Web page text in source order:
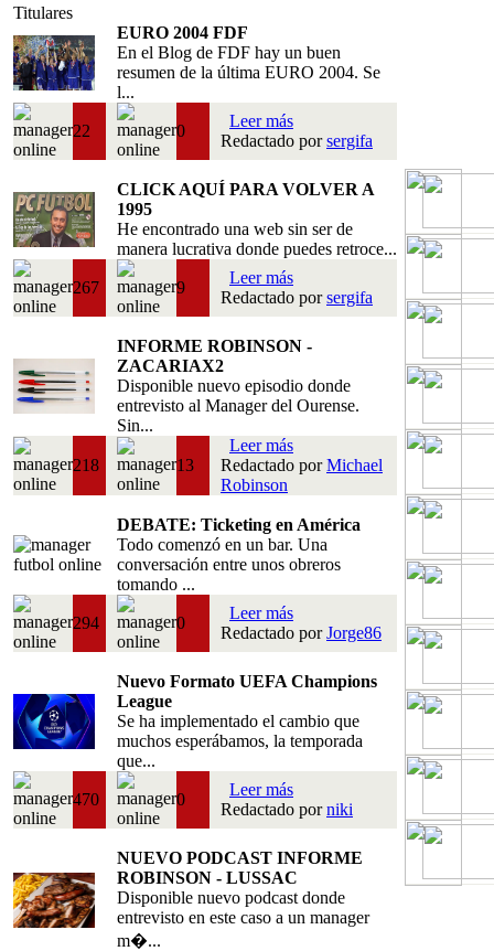
Titulares
EURO 2004 FDF
En el Blog de FDF hay un buen
resumen de la última EURO 2004. Se
l...
22 0
Leer más
Redactado porsergifa
CLICK AQUÍ PARA VOLVER A
1995
He encontrado una web sin ser de
manera lucrativa donde puedes retroce...
267 9
Leer más
Redactado porsergifa
INFORME ROBINSON -
ZACARIAX2
Disponible nuevo episodio donde
entrevisto al Manager del Ourense.
Sin...
218 13
Leer más
Redactado porMichael
Robinson
DEBATE: Ticketing en América
Todo comenzó en un bar. Una
conversación entre unos obreros
tomando ...
294 0
Leer más
Redactado porJorge86
Nuevo Formato UEFA Champions
League
Se ha implementado el cambio que
muchos esperábamos, la temporada
que...
470 0
Leer más
Redactado porniki
NUEVO PODCAST INFORME
ROBINSON - LUSSAC
Disponible nuevo podcast donde
entrevisto en este caso a un manager
m�...